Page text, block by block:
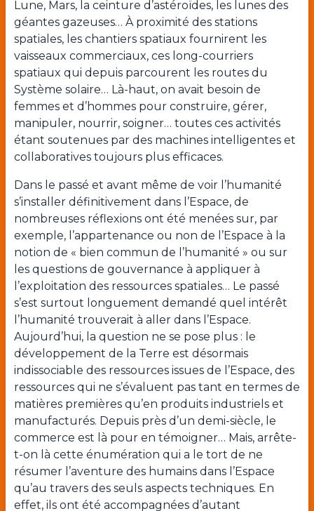
Lune, Mars, la ceinture d’astéroïdes, les lunes des
géantes gazeuses… À proximité des stations
spatiales, les chantiers spatiaux fournirent les
vaisseaux commerciaux, ces long-courriers
spatiaux qui depuis parcourent les routes du
Système solaire… Là-haut, on avait besoin de
femmes et d’hommes pour construire, gérer,
manipuler, nourrir, soigner… toutes ces activités
étant soutenues par des machines intelligentes et
collaboratives toujours plus efficaces.
Dans le passé et avant même de voir l’humanité
s’installer définitivement dans l’Espace, de
nombreuses réflexions ont été menées sur, par
exemple, l’appartenance ou non de l’Espace à la
notion de « bien commun de l’humanité » ou sur
les questions de gouvernance à appliquer à
l’exploitation des ressources spatiales… Le passé
s’est surtout longuement demandé quel intérêt
l’humanité trouverait à aller dans l’Espace.
Aujourd’hui, la question ne se pose plus : le
développement de la Terre est désormais
indissociable des ressources issues de l’Espace, des
ressources qui ne s’évaluent pas tant en termes de
matières premières qu’en produits industriels et
manufacturés. Depuis près d’un demi-siècle, le
commerce est là pour en témoigner… Mais, arrête-
t-on là cette énumération qui a le tort de ne
résumer l’aventure des humains dans l’Espace
qu’au travers des seuls aspects techniques. En
effet, ils ont été accompagnées d’autant